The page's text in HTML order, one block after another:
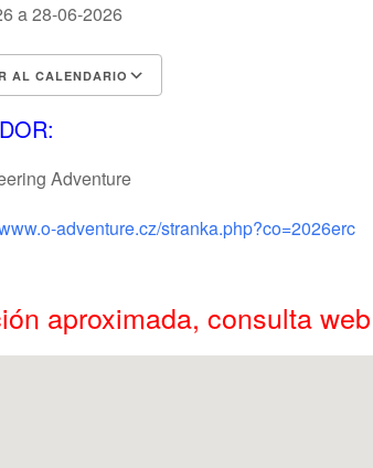
a 28-06-2026
AL CALENDARIO
ICS
Adventure
adventure.cz/stranka.php?co=2026erc
aproximada, consulta